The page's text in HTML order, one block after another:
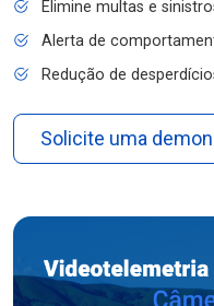
Elimine multas e
Alerta de
Redução de
Solicite uma